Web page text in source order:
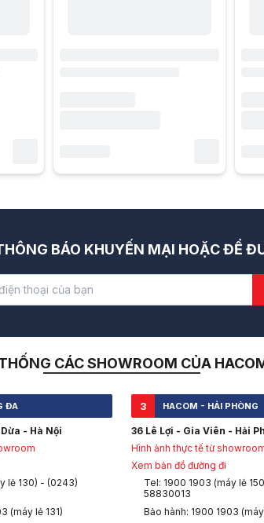
BÁO KHUYẾN MẠI HOẶC ĐỂ
CÁC SHOWROOM CỦA
ĐA
- Hà Nội
lẻ 130) - (0243)
(máy lẻ 131)
3 HACOM - HẢI PHÒNG
36 Lê Lợi - Gia Viên - Hải
Hình ảnh thực tế từ
Xem bản đồ đường đi
Tel: 1900 1903 (máy lẻ
58830013
Bảo hành: 1900 1903 (máy